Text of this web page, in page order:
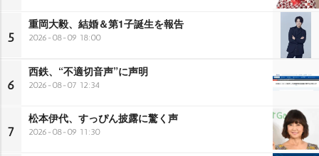
5
重岡大毅、結婚＆第1子誕生を報告
2026-08-09 18:00
6
西鉄、“不適切音声”に声明
2026-08-07 12:34
7
松本伊代、すっぴん披露に驚く声
2026-08-09 11:30